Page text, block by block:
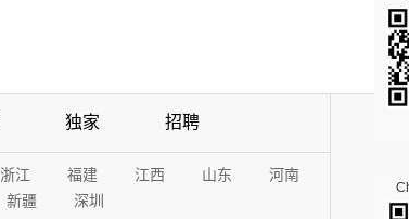
独家 招聘
浙江 福建 江西 山东
河南
新疆 深圳